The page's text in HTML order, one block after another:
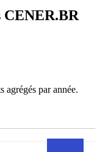
CENER.BR
agrégés par année.